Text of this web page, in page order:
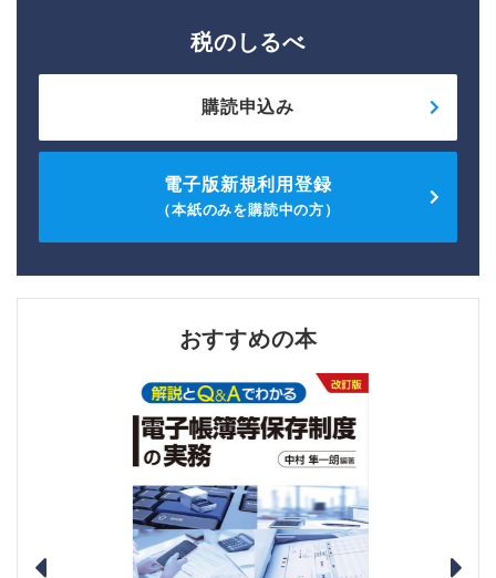
税のしるべ
購読申込み
電子版新規利用登録
（本紙のみを購読中の方）
おすすめの本